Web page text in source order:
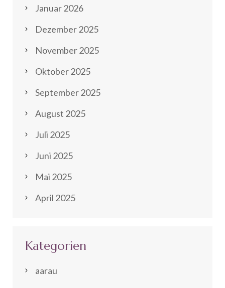
Januar 2026
Dezember 2025
November 2025
Oktober 2025
September 2025
August 2025
Juli 2025
Juni 2025
Mai 2025
April 2025
Kategorien
aarau